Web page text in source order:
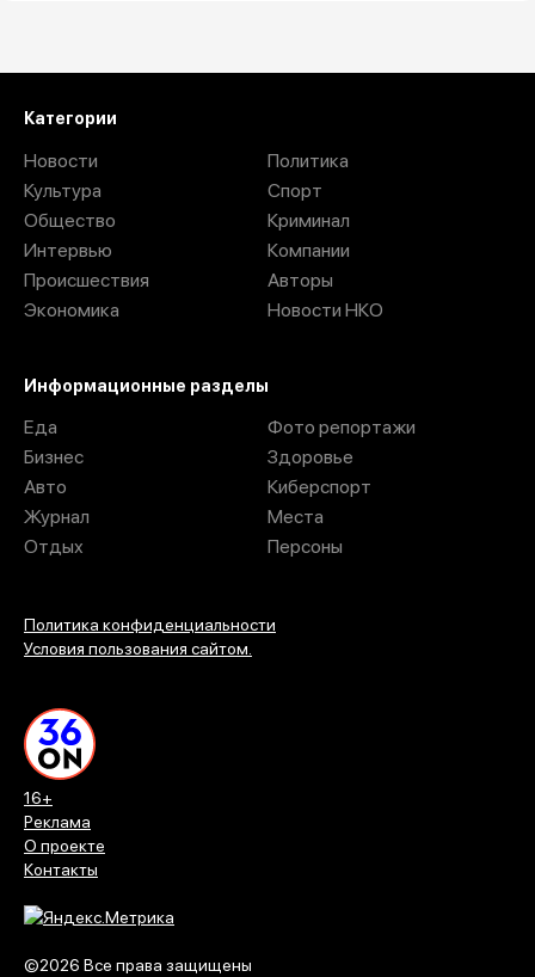
16+
Реклама
О проекте
Контакты
©2026 Все права защищены
Категории
Новости
Культура
Общество
Интервью
Происшествия
Экономика
Политика
Спорт
Криминал
Компании
Авторы
Новости НКО
Информационные разделы
Еда
Бизнес
Авто
Журнал
Отдых
Фото репортажи
Здоровье
Киберспорт
Места
Персоны
Политика конфиденциальности
Условия пользования сайтом.